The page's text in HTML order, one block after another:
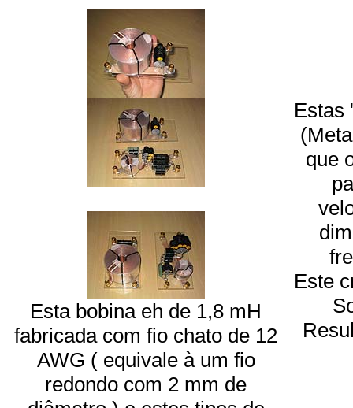
Esta bobina eh de 1,8 mH
fabricada com fio chato de 12
AWG ( equivale à um fio
redondo com 2 mm de
Estas
que
Este